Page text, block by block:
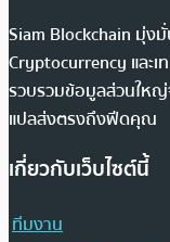
Siam Blockchain มุ่ง
Cryptocurrency และเ
รวบรวมข้อมูลส่วนใหญ่
แปลส่งตรงถึงฟีดคุณ
เกี่ยวกับเว็บไซต์นี้
ทีมงาน